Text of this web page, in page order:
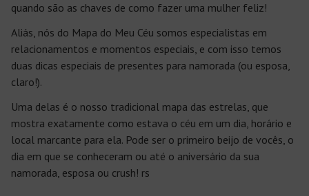
quando são as chaves de como fazer uma mulher feliz!
Aliás, nós do Mapa do Meu Céu somos especialistas em
relacionamentos e momentos especiais, e com isso temos
duas dicas especiais de presentes para namorada (ou esposa,
claro!).
Uma delas é o nosso tradicional mapa das estrelas, que
mostra exatamente como estava o céu em um dia, horário e
local marcante para ela. Pode ser o primeiro beijo de vocês, o
dia em que se conheceram ou até o aniversário da sua
namorada, esposa ou crush! rs